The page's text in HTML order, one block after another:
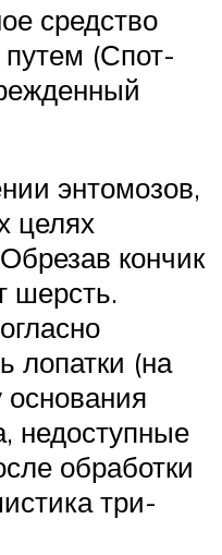
средство
(Спот-
энтомозов,
целях
кончик
шерсть.
лопатки (на
основания
недоступные
обработки
три-